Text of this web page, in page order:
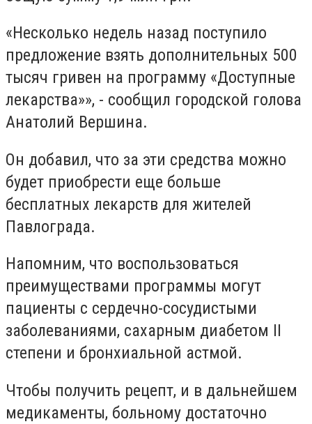
«Несколько недель назад поступило
предложение взять дополнительных 500
тысяч гривен на программу «Доступные
лекарства»», - сообщил городской голова
Анатолий Вершина.
Он добавил, что за эти средства можно
будет приобрести еще больше
бесплатных лекарств для жителей
Павлограда.
Напомним, что воспользоваться
преимуществами программы могут
пациенты с сердечно-сосудистыми
заболеваниями, сахарным диабетом II
степени и бронхиальной астмой.
Чтобы получить рецепт, и в дальнейшем
медикаменты, больному достаточно